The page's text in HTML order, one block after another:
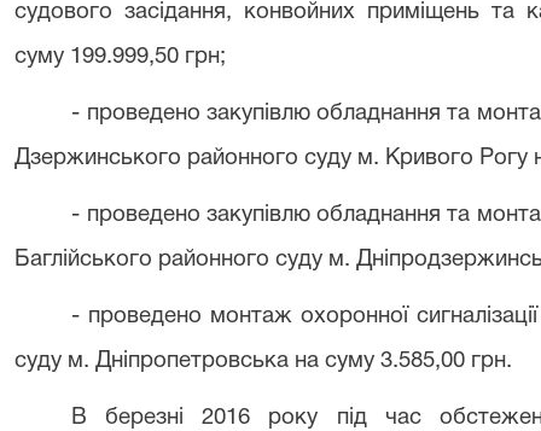
судового засідання, конвойних приміщень та
суму 199.999,50 грн;
- проведено закупівлю обладнання та
Дзержинського районного суду м. Кривого Рогу
- проведено закупівлю обладнання та
Баглійського районного суду м.
- проведено монтаж охоронної
суду м. Дніпропетровська на суму 3.585,00 грн.
В березні 2016 року під час